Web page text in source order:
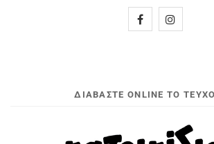
ΔΙΑΒΆΣΤΕ ONLINE ΤΟ